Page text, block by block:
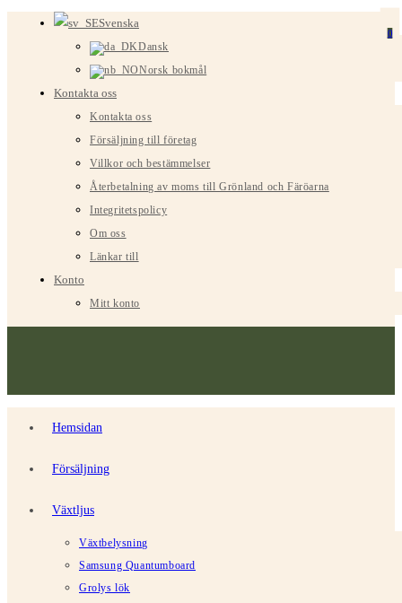
Svenska
Dansk
Norsk bokmål
Kontakta oss
Kontakta oss
Försäljning till företag
Villkor och bestämmelser
Återbetalning av moms till Grönland och Färöarna
Integritetspolicy
Om oss
Länkar till
Konto
Mitt konto
Hemsidan
Försäljning
Växtljus
Växtbelysning
Samsung Quantumboard
Grolys lök
0